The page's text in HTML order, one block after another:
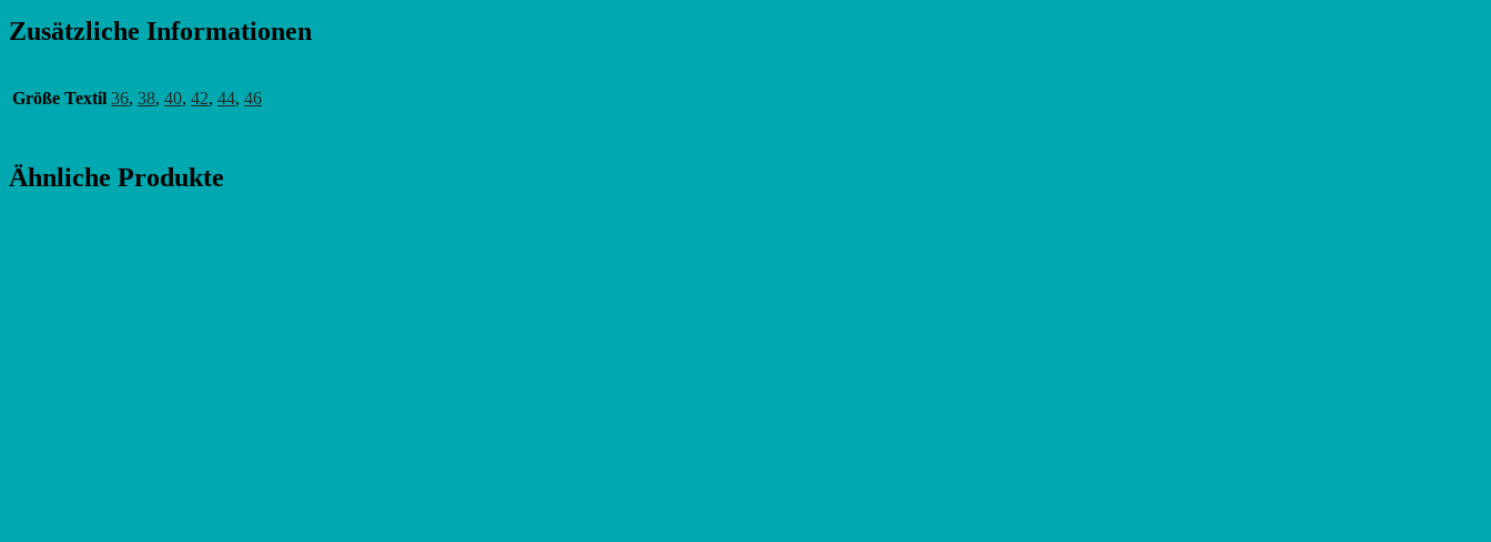
Zusätzliche Informationen
Größe Textil 36, 38, 40, 42, 44, 46
Ähnliche Produkte